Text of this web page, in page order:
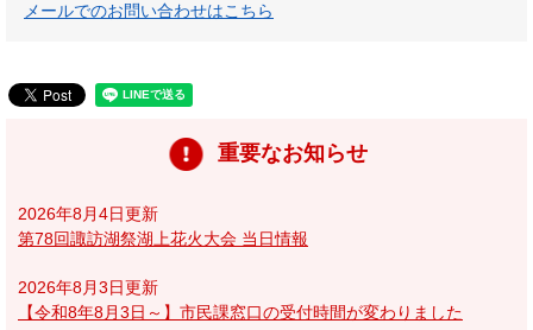
メールでのお問い合わせはこちら
重要なお知らせ
2026年8月4日更新
第78回諏訪湖祭湖上花火大会 当日情報
2026年8月3日更新
【令和8年8月3日～】市民課窓口の受付時間が変わりました